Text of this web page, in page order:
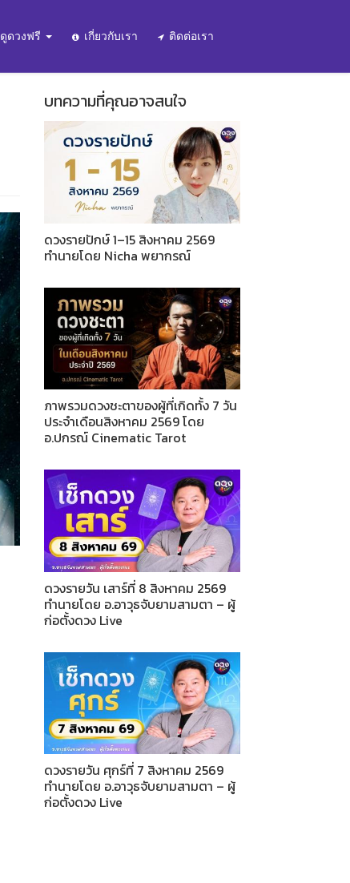
ดูดวงฟรี เกี่ยวกับเรา ติดต่อเรา
บทความที่คุณอาจสนใจ
ดวงรายปักษ์ 1–15 สิงหาคม 2569
ทำนายโดย Nicha พยากรณ์
ภาพรวมดวงชะตาของผู้ที่เกิดทั้ง 7 วัน
ประจำเดือนสิงหาคม 2569 โดย
อ.ปกรณ์ Cinematic Tarot
ดวงรายวัน เสาร์ที่ 8 สิงหาคม 2569
ทำนายโดย อ.อาวุธจับยามสามตา – ผู้
ก่อตั้งดวง Live
ดวงรายวัน ศุกร์ที่ 7 สิงหาคม 2569
ทำนายโดย อ.อาวุธจับยามสามตา – ผู้
ก่อตั้งดวง Live